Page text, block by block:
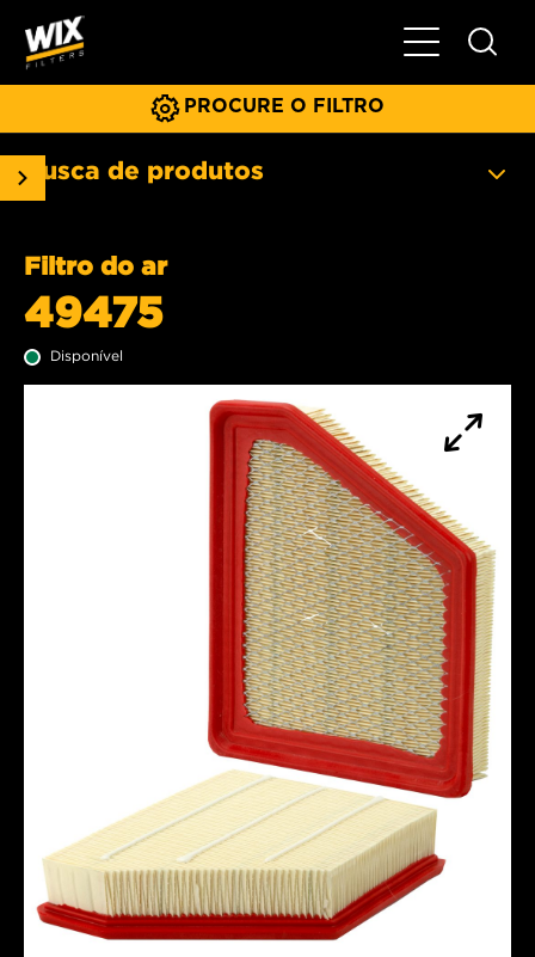
Menu
PROCURE O FILTRO
Busca de produtos
Filtro do ar
49475
Disponível